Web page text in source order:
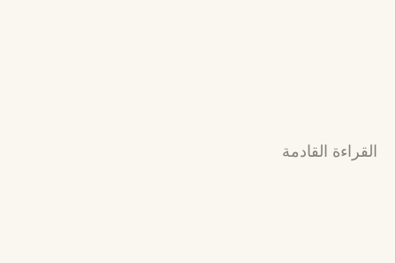
القراءة القادمة